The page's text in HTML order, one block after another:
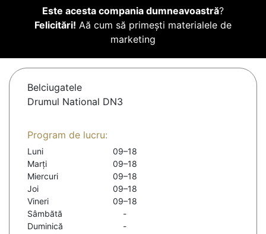
Este acesta compania dumneavoastră?
Felicitări! Aă cum să primești materialele de
marketing
Belciugatele
Drumul National DN3
Program de lucru:
Luni
09–18
Marți
09–18
Miercuri
09–18
Joi
09–18
Vineri
09–18
Sâmbătă
-
Duminică
-